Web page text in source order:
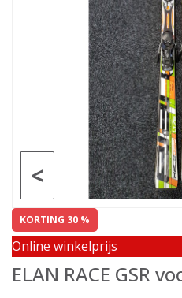
<
KORTING 30 %
Online winkelprijs
ELAN RACE GSR